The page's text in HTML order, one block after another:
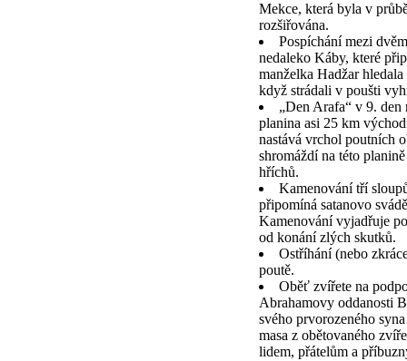
Mekce, která byla v
rozšiřována.
Pospíchání mezi
nedaleko Káby, které
manželka Hadžar
když strádali v poušti
„Den Arafa“ v 9. den
planina asi 25 km
nastává vrchol poutních
shromáždí na této
hříchů.
Kamenování tří
připomíná satanovo
Kamenování vyjadřuje
od konání zlých skutků.
Ostříhání (nebo
poutě.
Oběť zvířete na
Abrahamovy oddanosti
svého prvorozeného
masa z obětovaného
lidem, přátelům a